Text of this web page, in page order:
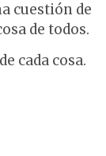
cuestión de
de todos.
cada cosa.